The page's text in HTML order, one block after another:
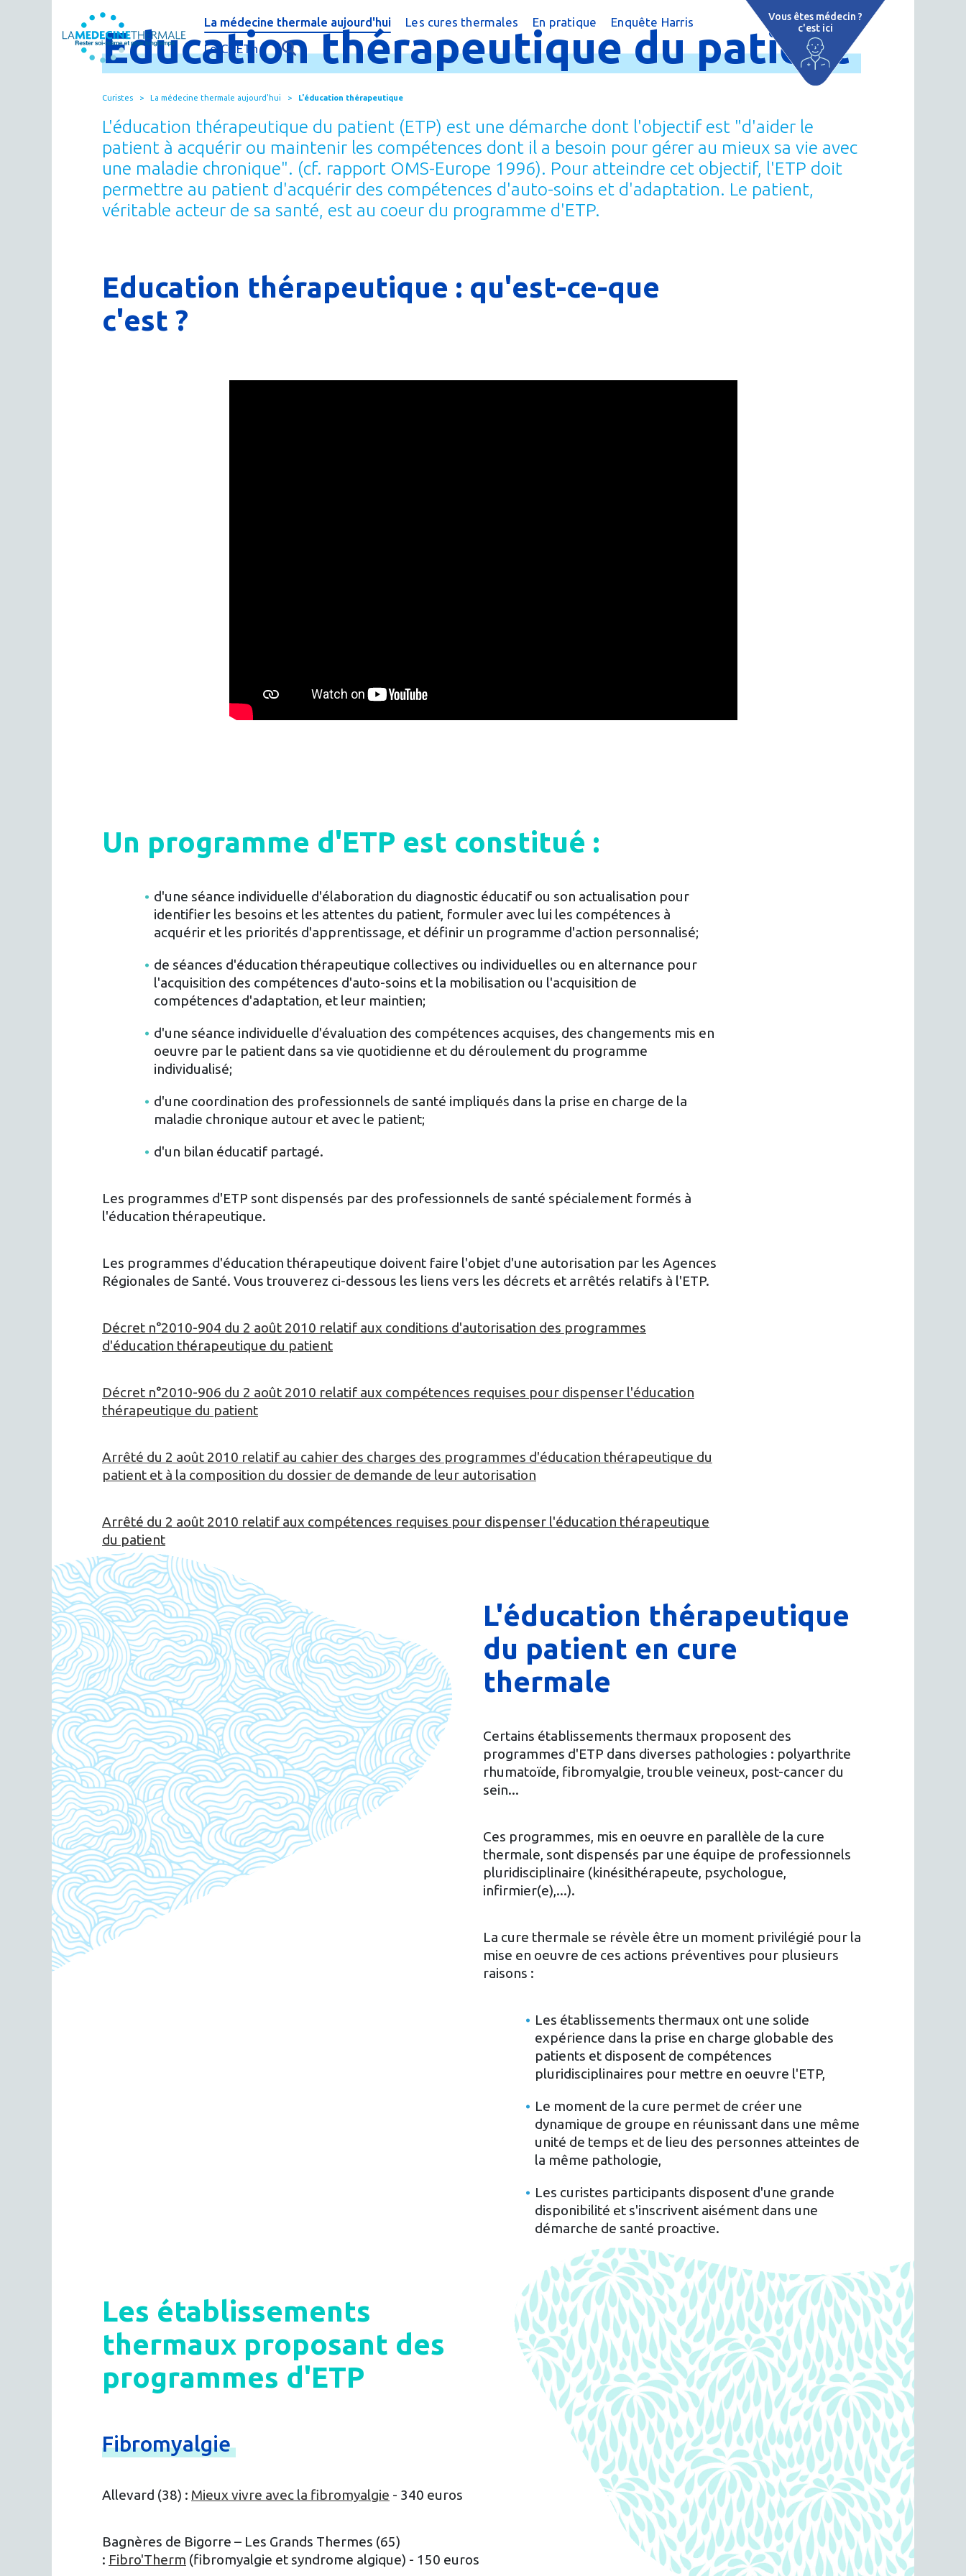
La médecine thermale aujourd'hui
C'est quoi la médecine thermale ?
FAQ : questions fréquentes
Thermes & Vous, le magazine
La médecine thermale
Les cures thermales
Cures conventionnées
En pratique
Trouver une cure
Bénéficier d'une cure thermale
Le Remboursement
Créer un dossier personnalisé
Enquête Harris
Le CNETh
Qui sommes-nous ?
Actualités
Publications
Espace presse
Vous êtes médecin ?
c'est ici
Curistes La médecine thermale aujourd'hui L'éducation thérapeutique
Educationthérapeutiquedupatient
L'éducation thérapeutique du patient (ETP) est une démarche dont l'objectif est "d'aider le
patient à acquérir ou maintenir les compétences dont il a besoin pour gérer au mieux sa vie avec
une maladie chronique". (cf. rapport OMS-Europe 1996). Pour atteindre cet objectif, l'ETP doit
permettre au patient d'acquérir des compétences d'auto-soins et d'adaptation. Le patient,
véritable acteur de sa santé, est au coeur du programme d'ETP.
Education thérapeutique : qu'est-ce-que
c'est ?
Un programme d'ETP est constitué :
d'une séance individuelle d'élaboration du diagnostic éducatif ou son actualisation pour
identifier les besoins et les attentes du patient, formuler avec lui les compétences à
acquérir et les priorités d'apprentissage, et définir un programme d'action personnalisé;
de séances d'éducation thérapeutique collectives ou individuelles ou en alternance pour
l'acquisition des compétences d'auto-soins et la mobilisation ou l'acquisition de
compétences d'adaptation, et leur maintien;
d'une séance individuelle d'évaluation des compétences acquises, des changements mis en
oeuvre par le patient dans sa vie quotidienne et du déroulement du programme
individualisé;
d'une coordination des professionnels de santé impliqués dans la prise en charge de la
maladie chronique autour et avec le patient;
d'un bilan éducatif partagé.
Les programmes d'ETP sont dispensés par des professionnels de santé spécialement formés à
l'éducation thérapeutique.
Les programmes d'éducation thérapeutique doivent faire l'objet d'une autorisation par les Agences
Régionales de Santé. Vous trouverez ci-dessous les liens vers les décrets et arrêtés relatifs à l'ETP.
Décret n°2010-904 du 2 août 2010 relatif aux conditions d'autorisation des programmes
d'éducation thérapeutique du patient
Décret n°2010-906 du 2 août 2010 relatif aux compétences requises pour dispenser l'éducation
thérapeutique du patient
Arrêté du 2 août 2010 relatif au cahier des charges des programmes d'éducation thérapeutique du
patient et à la composition du dossier de demande de leur autorisation
Arrêté du 2 août 2010 relatif aux compétences requises pour dispenser l'éducation thérapeutique
du patient
L'éducation thérapeutique
du patient en cure
thermale
Certains établissements thermaux proposent des
programmes d'ETP dans diverses pathologies : polyarthrite
rhumatoïde, fibromyalgie, trouble veineux, post-cancer du
sein...
Ces programmes, mis en oeuvre en parallèle de la cure
thermale, sont dispensés par une équipe de professionnels
pluridisciplinaire (kinésithérapeute, psychologue,
infirmier(e),...).
La cure thermale se révèle être un moment privilégié pour la
mise en oeuvre de ces actions préventives pour plusieurs
raisons :
Les établissements thermaux ont une solide
expérience dans la prise en charge globable des
patients et disposent de compétences
pluridisciplinaires pour mettre en oeuvre l'ETP,
Le moment de la cure permet de créer une
dynamique de groupe en réunissant dans une même
unité de temps et de lieu des personnes atteintes de
la même pathologie,
Les curistes participants disposent d'une grande
disponibilité et s'inscrivent aisément dans une
démarche de santé proactive.
Les établissements
thermaux proposant des
programmes d'ETP
Fibromyalgie
Allevard (38) : Mieux vivre avec la fibromyalgie - 340 euros
Bagnères de Bigorre – Les Grands Thermes (65)
: Fibro'Therm (fibromyalgie et syndrome algique) - 150 euros